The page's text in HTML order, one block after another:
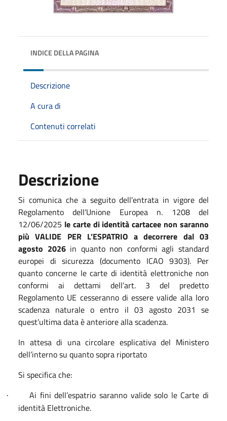
INDICE DELLA PAGINA
Descrizione
A cura di
Contenuti correlati
Descrizione
Si comunica che a seguito dell’entrata in vigore del
Regolamento dell’Unione Europea n. 1208 del
12/06/2025 le carte di identità cartacee non saranno
più VALIDE PER L’ESPATRIO a decorrere dal 03
agosto 2026in quanto non conformi agli standard
europei di sicurezza (documento ICAO 9303). Per
quanto concerne le carte di identità elettroniche non
conformi ai dettami dell’art. 3 del predetto
Regolamento UE cesseranno di essere valide alla loro
scadenza naturale o entro il 03 agosto 2031 se
quest’ultima data è anteriore alla scadenza.
In attesa di una circolare esplicativa del Ministero
dell’interno su quanto sopra riportato
Si specifica che:
·
Ai fini dell’espatrio saranno valide solo le Carte di
identità Elettroniche.